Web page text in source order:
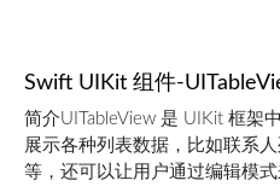
Swift UIKit 组件-
简介UITableView 是 UIKit 框架
展示各种列表数据，比如联系
等，还可以让用户通过编辑模